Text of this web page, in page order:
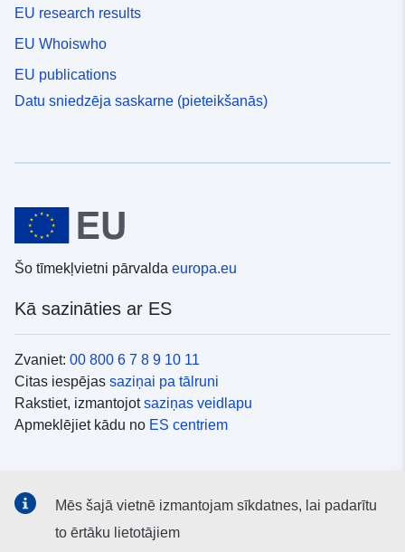
EU research results
EU Whoiswho
EU publications
Datu sniedzēja saskarne (pieteikšanās)
Šo tīmekļvietni pārvalda europa.eu
Kā sazināties ar ES
Zvaniet: 00 800 6 7 8 9 10 11
Citas iespējas saziņai pa tālruni
Rakstiet, izmantojotsaziņas veidlapu
Apmeklējiet kādu no ES centriem
ES kontisociālajos medijos
Mēs šajā vietnē izmantojam sīkdatnes, lai padarītu
to ērtāku lietotājiem